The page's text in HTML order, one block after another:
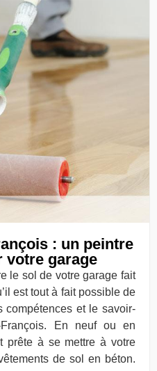
: un peintre
votre garage
le sol de votre garage fait
est tout à fait possible de
compétences et le savoir-
En neuf ou en
prête à se mettre à votre
de sol en béton.